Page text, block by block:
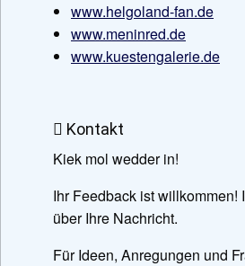
www.helgoland-fan.de
www.meninred.de
www.kuestengalerie.de
Kontakt
Kiek mol wedder in!
Ihr Feedback ist willkommen!
über Ihre Nachricht.
Für Ideen, Anregungen und